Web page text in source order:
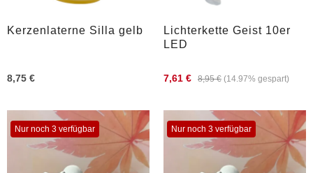
Kerzenlaterne Silla gelb
8,75 €
Lichterkette Geist 10er
LED
7,61 € 8,95 € (14.97% gespart)
Nur noch 3 verfügbar Nur noch 3 verfügbar